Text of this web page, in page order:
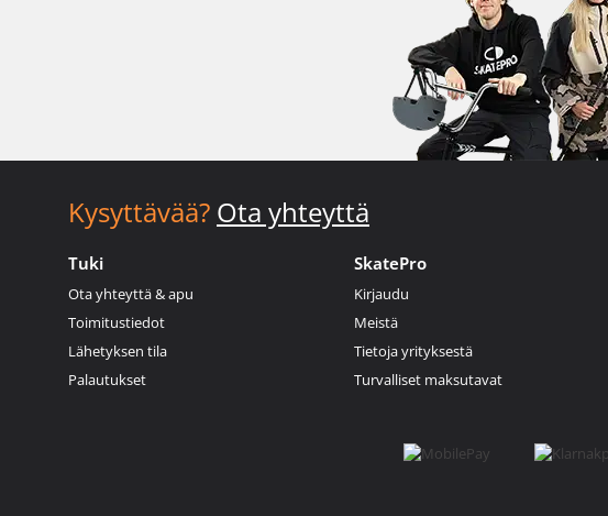
Kysyttävää? Ota yhteyttä
Tuki
Ota yhteyttä & apu
Toimitustiedot
Lähetyksen tila
Palautukset
SkatePro
Kirjaudu
Meistä
Tietoja yrityksestä
Turvalliset maksutavat